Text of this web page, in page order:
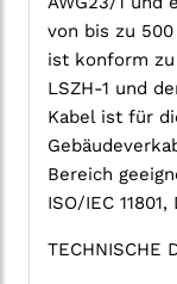
von bis zu
ist konform zu
LSZH-1 und
Kabel ist für
Bereich
ISO/IEC
TECHNISCHE